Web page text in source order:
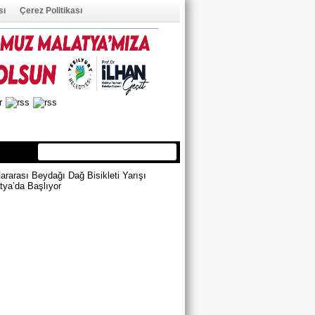
Çerez Politikası